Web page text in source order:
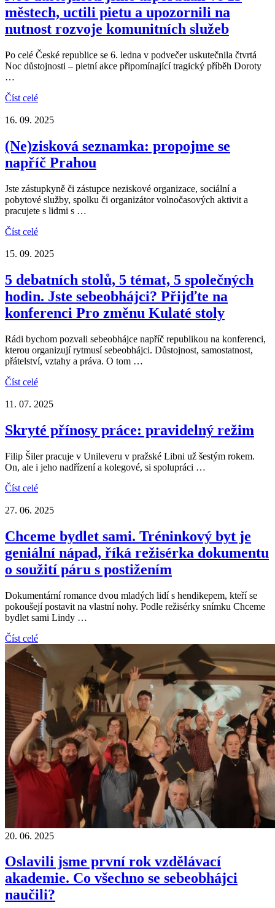
městech, uctili pietu a upozornili na
nutnost rozvoje komunitních služeb
Po celé České republice se 6. ledna v podvečer uskutečnila čtvrtá
Noc důstojnosti – pietní akce připomínající tragický příběh Doroty
…
Číst celé
16. 09. 2025
(Ne)zisková seznamka: propojme se
napříč Prahou
Jste zástupkyně či zástupce neziskové organizace, sociální a
pobytové služby, spolku či organizátor volnočasových aktivit a
pracujete s lidmi s …
Číst celé
15. 09. 2025
5 debatních stolů, 5 témat, 5 společných
hodin. Jste sebeobhájci? Přijďte na
konferenci Pro změnu Kulaté stoly
Rádi bychom pozvali sebeobhájce napříč republikou na konferenci,
kterou organizují rytmusí sebeobhájci. Důstojnost, samostatnost,
přátelství, vztahy a práva. O tom …
Číst celé
11. 07. 2025
Skryté přínosy práce: pravidelný režim
Filip Šiler pracuje v Unileveru v pražské Libni už šestým rokem.
On, ale i jeho nadřízení a kolegové, si spolupráci …
Číst celé
27. 06. 2025
Chceme bydlet sami. Tréninkový byt je
geniální nápad, říká režisérka dokumentu
o soužití páru s postižením
Dokumentární romance dvou mladých lidí s hendikepem, kteří se
pokoušejí postavit na vlastní nohy. Podle režisérky snímku Chceme
bydlet sami Lindy …
Číst celé
20. 06. 2025
Oslavili jsme první rok vzdělávací
akademie. Co všechno se sebeobhájci
naučili?